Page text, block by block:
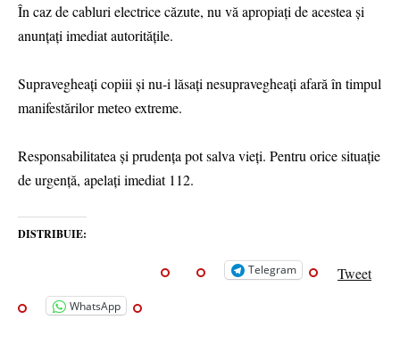
În caz de cabluri electrice căzute, nu vă apropiați de acestea și
anunțați imediat autoritățile.
Supravegheați copiii și nu-i lăsați nesupravegheați afară în timpul
manifestărilor meteo extreme.
Responsabilitatea și prudența pot salva vieți. Pentru orice situație
de urgență, apelați imediat 112.
DISTRIBUIE:
Telegram Tweet
WhatsApp